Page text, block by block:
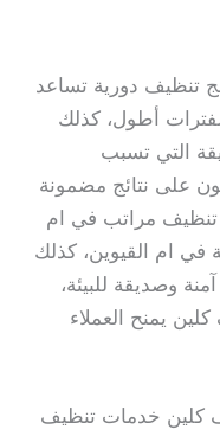
تنظيف دورية تساعد
أطول، كذلك
التي تسبب
على نتائج مضمونة
تنظيف مراتب في ام
في ام القيوين، كذلك
وصديقة للبيئة،
يمنح العملاء
كلين خدمات تنظيف